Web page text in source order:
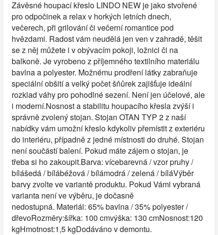
Závěsné houpací křeslo LINDO NEW je jako stvořené
pro odpočinek a relax v horkých letních dnech,
večerech, při grilování či večerní romantice pod
hvězdami. Radost vám neudělá jen ven v zahradě, těšit
se z něj můžete i v obývacím pokoji, ložnici či na
balkoně. Je vyrobeno z příjemného textilního materiálu
bavlna a polyester. Možnému prodření látky zabraňuje
speciální obšití a velký počet šňůrek zajišťuje ideální
rozklad váhy pro pohodlné sezení. Není jen účelové, ale
i moderní.Nosnost a stabilitu houpacího křesla zvýší i
správně zvolený stojan. Stojan OTAN TYP 2 z naší
nabídky vám umožní křeslo kdykoliv přemístit z exteriéru
do interiéru, případně z jedné místnosti do druhé. Stojan
není součástí balení. Pokud máte zájem o stojan, je
třeba si ho zakoupit.Barva: vícebarevná / vzor pruhy /
bílášedá / bílábéžová / bílámodrá / zelená / bíláVýběr
barvy zvolte ve variantě produktu. Pokud Vámi vybraná
varianta není ve výběru, je dočasně
nedostupná. Materiál: 65% bavlna / 35% polyester /
dřevoRozměry:šířka: 100 cmvýška: 130 cmNosnost:120
kgHmotnost:1,5 kgDodáváno v demontu.